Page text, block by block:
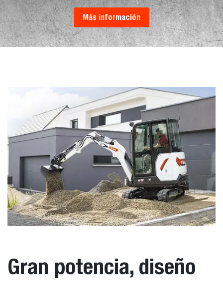
Más información
Gran potencia, diseño